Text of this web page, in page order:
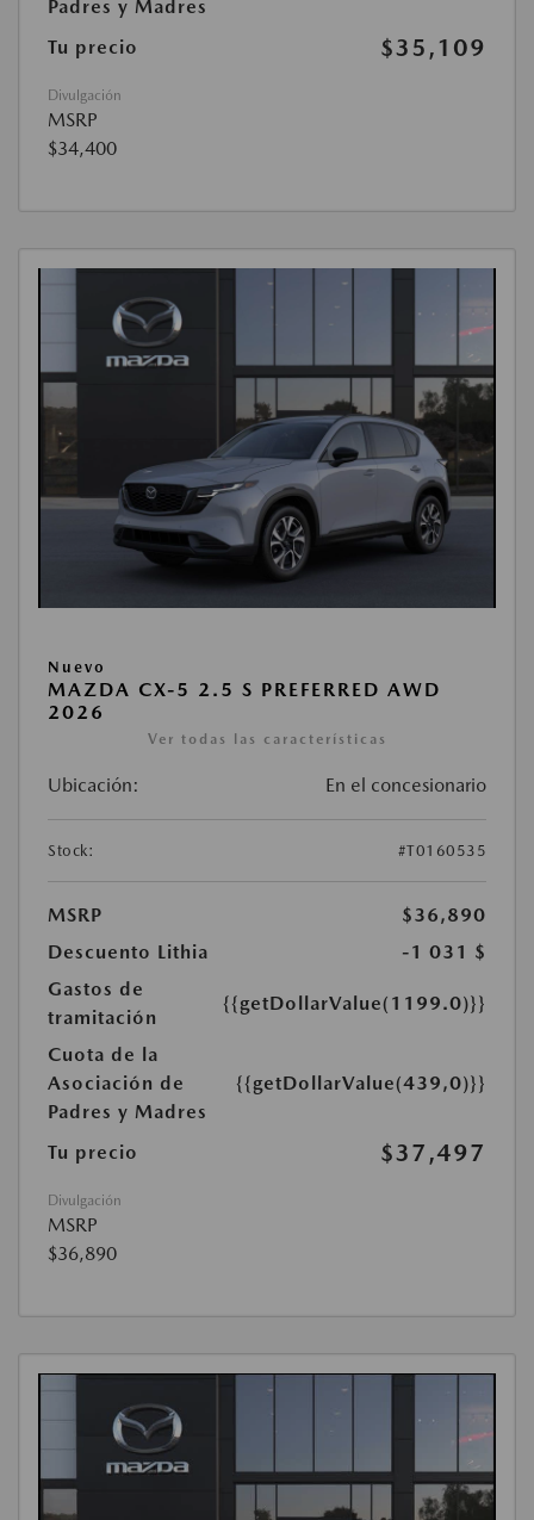
Padres y Madres
Tu precio
$35,109
Divulgación
MSRP
$34,400
Nuevo
MAZDA CX-5 2.5 S PREFERRED AWD
2026
Ver todas las características
Ubicación: En el concesionario
Stock: #T0160535
MSRP
$36,890
Descuento Lithia
-1 031 $
Gastos de
tramitación
{{getDollarValue(1199.0)}}
Cuota de la
Asociación de
Padres y Madres
{{getDollarValue(439,0)}}
Tu precio $37,497
Divulgación
MSRP
$36,890